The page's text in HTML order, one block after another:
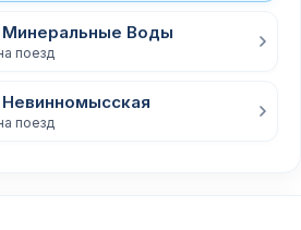
Воды
поезд
поезд